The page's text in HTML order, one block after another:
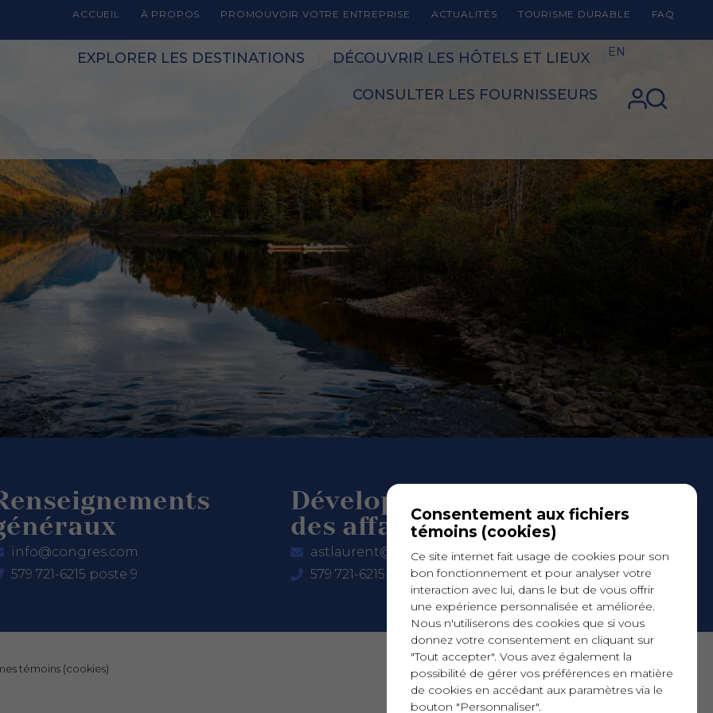
ACCUEIL À PROPOS PROMOUVOIR VOTRE ENTREPRISE ACTUALITÉS TOURISME DURABLE FAQ
EXPLORER LES DESTINATIONS DÉCOUVRIR LES HÔTELS ET LIEUX
CONSULTER LES FOURNISSEURS
EN
info@congres.com
579 721-6215 poste 9
Développement
des affaires
astlaurent@hotelleriequebec.com
579 721-6215 poste 5
témoins (cookies)
HÉBERGEMENT
Consentement aux fichiers
témoins (cookies)
Ce site internet fait usage de cookies pour son
bon fonctionnement et pour analyser votre
interaction avec lui, dans le but de vous offrir
une expérience personnalisée et améliorée.
Nous n'utiliserons des cookies que si vous
donnez votre consentement en cliquant sur
"Tout accepter". Vous avez également la
possibilité de gérer vos préférences en matière
de cookies en accédant aux paramètres via le
bouton "Personnaliser".